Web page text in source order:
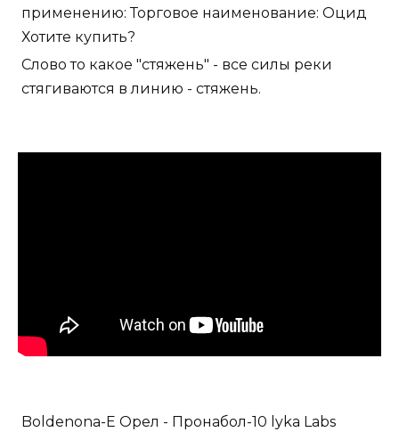
применению: Торговое наименование: Оцид
Хотите купить?
Слово то какое "стяжень" - все силы реки
стягиваются в линию - стяжень.
Boldenona-E Орел - Пронабол-10 lyka Labs